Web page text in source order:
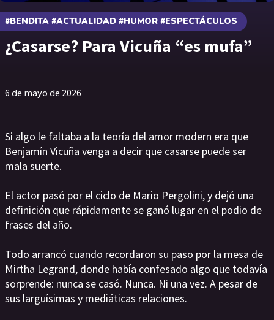
#BENDITA #ACTUALIDAD #HUMOR #ESPECTÁCULOS
¿Casarse? Para Vicuña “es mufa”
6 de mayo de 2026
Si algo le faltaba a la teoría del amor modern era que
Benjamín Vicuña venga a decir que casarse puede ser
mala suerte.
El actor pasó por el ciclo de Mario Pergolini, y dejó una
definición que rápidamente se ganó lugar en el podio de
frases del año.
Todo arrancó cuando recordaron su paso por la mesa de
Mirtha Legrand, donde había confesado algo que todavía
sorprende: nunca se casó. Nunca. Ni una vez. A pesar de
sus larguísimas y mediáticas relaciones.